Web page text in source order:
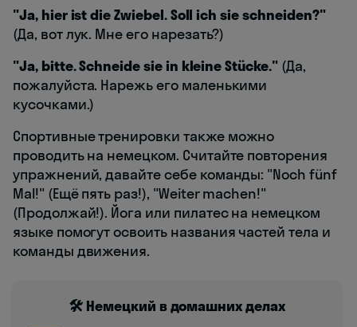
"Ja, hier ist die Zwiebel. Soll ich sie schneiden?"
(Да, вот лук. Мне его нарезать?)
"Ja, bitte. Schneide sie in kleine Stücke."(Да,
пожалуйста. Нарежь его маленькими
кусочками.)
Спортивные тренировки также можно
проводить на немецком. Считайте повторения
упражнений, давайте себе команды: "Noch fünf
Mal!" (Ещё пять раз!), "Weiter machen!"
(Продолжай!). Йога или пилатес на немецком
языке помогут освоить названия частей тела и
команды движения.
🛠️ Немецкий в домашних делах